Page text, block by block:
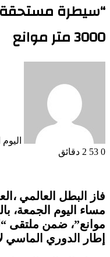
“سيطرة
3000 متر موانع
0
2 دقائق
فاز البطل العالمي
موانع”، ضمن ملتقى
إطار الدوري الماسي